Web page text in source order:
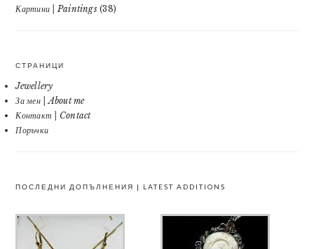
Картини | Paintings(38)
СТРАНИЦИ
Jewellery
За мен | About me
Контакт | Contact
Поръчки
ПОСЛЕДНИ ДОПЪЛНЕНИЯ | LATEST ADDITIONS